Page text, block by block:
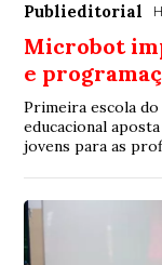
Publieditorial
Microbot
e
Primeira escola
educacional
jovens para as